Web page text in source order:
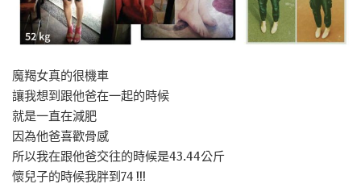
魔羯女真的很機車
讓我想到跟他爸在一起的時候
就是一直在減肥
因為他爸喜歡骨感
所以我在跟他爸交往的時候是43.44公斤
懷兒子的時候我胖到74 !!!